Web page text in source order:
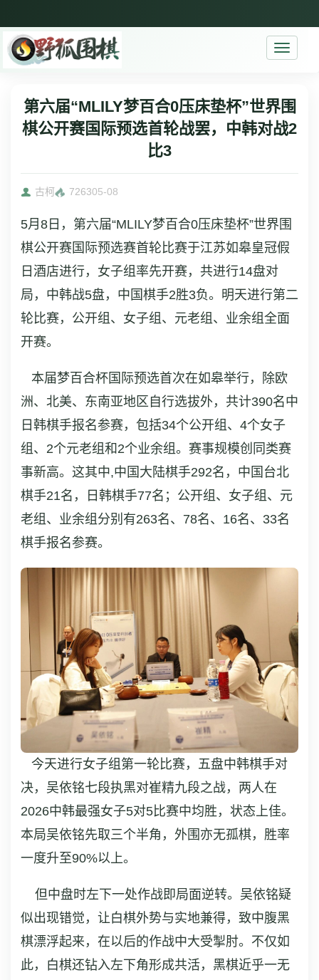
Toggle
第六届“MLILY梦百合0压床垫杯”世界围
棋公开赛国际预选首轮战罢，中韩对战2
比3
古柯 726305-08
5月8日，第六届“MLILY梦百合0压床垫杯”世界围
棋公开赛国际预选赛首轮比赛于江苏如皋皇冠假
日酒店进行，女子组率先开赛，共进行14盘对
局，中韩战5盘，中国棋手2胜3负。明天进行第二
轮比赛，公开组、女子组、元老组、业余组全面
开赛。
本届梦百合杯国际预选首次在如皋举行，除欧
洲、北美、东南亚地区自行选拔外，共计390名中
日韩棋手报名参赛，包括34个公开组、4个女子
组、2个元老组和2个业余组。赛事规模创同类赛
事新高。这其中,中国大陆棋手292名，中国台北
棋手21名，日韩棋手77名；公开组、女子组、元
老组、业余组分别有263名、78名、16名、33名
棋手报名参赛。
今天进行女子组第一轮比赛，五盘中韩棋手对
决，吴依铭七段执黑对崔精九段之战，两人在
2026中韩最强女子5对5比赛中均胜，状态上佳。
本局吴依铭先取三个半角，外围亦无孤棋，胜率
一度升至90%以上。
但中盘时左下一处作战即局面逆转。吴依铭疑
似出现错觉，让白棋外势与实地兼得，致中腹黑
棋漂浮起来，在以后的作战中大受掣肘。不仅如
此，白棋还钻入左下角形成共活，黑棋近乎一无